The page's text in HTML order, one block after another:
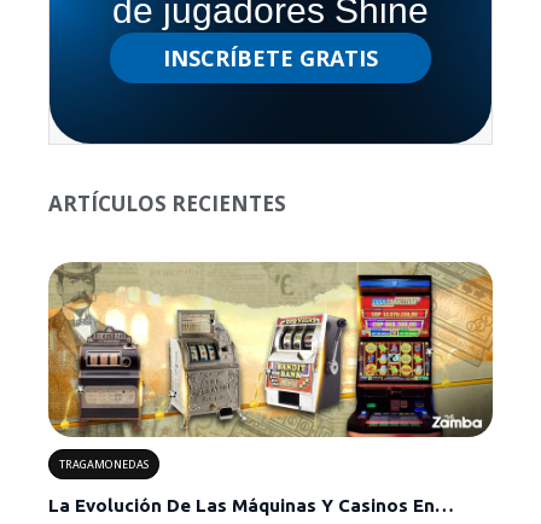
de jugadores Shine
INSCRÍBETE GRATIS
ARTÍCULOS RECIENTES
TRAGAMONEDAS
La Evolución De Las Máquinas Y Casinos En…